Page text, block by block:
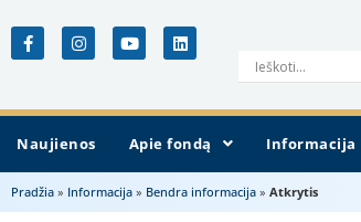
Naujienos Apie fondą Informacija
Pradžia » Informacija » Bendra informacija » Atkrytis